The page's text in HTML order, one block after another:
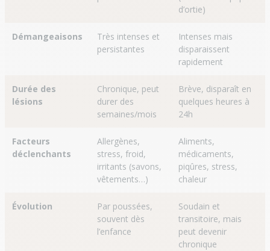
d’ortie)
Démangeaisons
Très intenses et
persistantes
Intenses mais
disparaissent
rapidement
Durée des
lésions
Chronique, peut
durer des
semaines/mois
Brève, disparaît en
quelques heures à
24h
Facteurs
déclenchants
Allergènes,
stress, froid,
irritants (savons,
vêtements…)
Aliments,
médicaments,
piqûres, stress,
chaleur
Évolution
Par poussées,
souvent dès
l’enfance
Soudain et
transitoire, mais
peut devenir
chronique